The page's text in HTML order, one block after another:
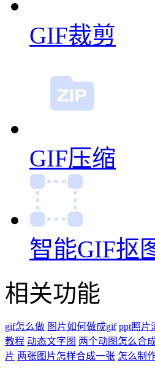
GIF裁剪
GIF压缩
智能GIF抠
相关功能
gif怎么做 图片如何做成gif ppt照片
教程 动态文字图 两个动图怎么合
片 两张图片怎样合成一张 怎么制